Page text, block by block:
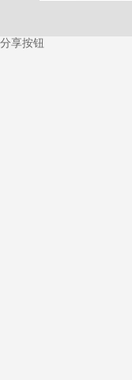
分享按钮